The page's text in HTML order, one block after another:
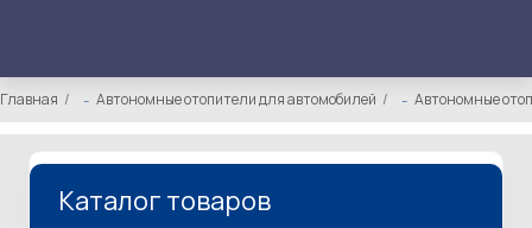
Главная Автономные отопители для автомобилей Автономные
Каталог товаров